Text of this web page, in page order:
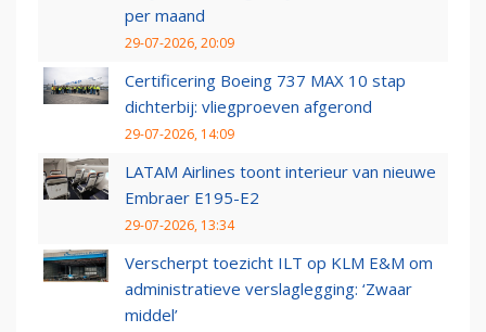
per maand
29-07-2026, 20:09
Certificering Boeing 737 MAX 10 stap
dichterbij: vliegproeven afgerond
29-07-2026, 14:09
LATAM Airlines toont interieur van nieuwe
Embraer E195-E2
29-07-2026, 13:34
Verscherpt toezicht ILT op KLM E&M om
administratieve verslaglegging: ‘Zwaar
middel’